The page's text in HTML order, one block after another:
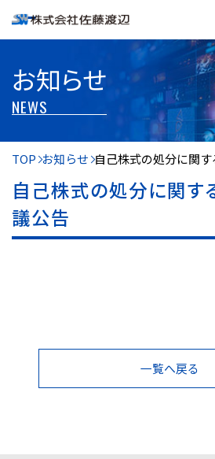
お知らせ
NEWS
TOP お知らせ 自己株式の処分に関
自己株式の処分に関す
議公告
一覧へ戻る